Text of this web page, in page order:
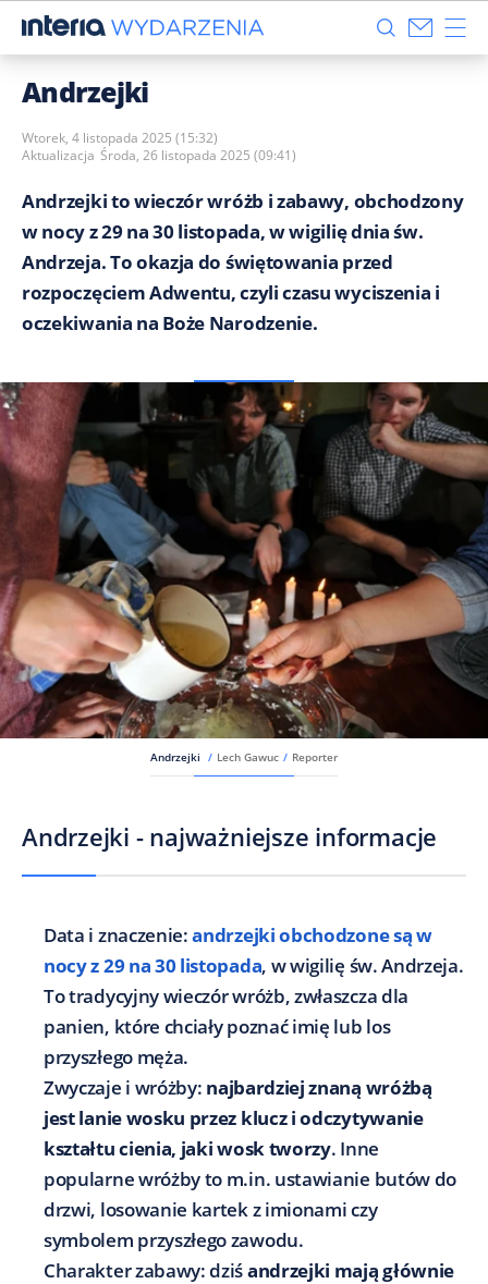
Andrzejki
Wtorek, 4 listopada 2025 (15:32)
Aktualizacja Środa, 26 listopada 2025 (09:41)
Andrzejki to wieczór wróżb i zabawy, obchodzony
w nocy z 29 na 30 listopada, w wigilię dnia św.
Andrzeja. To okazja do świętowania przed
rozpoczęciem Adwentu, czyli czasu wyciszenia i
oczekiwania na Boże Narodzenie.
Andrzejki / Lech Gawuc / Reporter
Andrzejki - najważniejsze informacje
Data i znaczenie:andrzejki obchodzone są w
nocy z 29 na 30 listopada, w wigilię św. Andrzeja.
To tradycyjny wieczór wróżb, zwłaszcza dla
panien, które chciały poznać imię lub los
przyszłego męża.
Zwyczaje i wróżby: najbardziej znaną wróżbą
jest lanie wosku przez klucz i odczytywanie
kształtu cienia, jaki wosk tworzy. Inne
popularne wróżby to m.in. ustawianie butów do
drzwi, losowanie kartek z imionami czy
symbolem przyszłego zawodu.
Charakter zabawy: dziśandrzejki mają głównie